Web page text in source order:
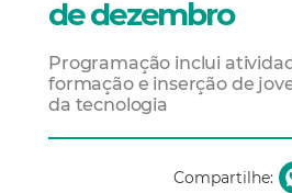
de dezembro
Programação inclui
formação e inserção de
da tecnologia
Compartilhe: